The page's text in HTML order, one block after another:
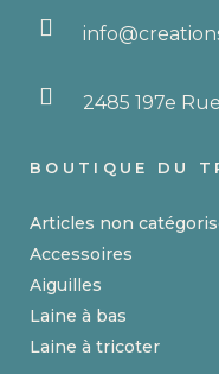
2485 197e
BOUTIQUE DU
Articles non
Accessoires
Aiguilles
Laine à bas
Laine à tricoter